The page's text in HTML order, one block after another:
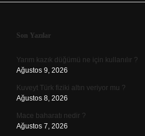
Sidebar
Son Yazılar
Yarım kazık düğümü ne için kullanılır ?
Ağustos 9, 2026
Kuveyt Türk fiziki altın veriyor mu ?
Ağustos 8, 2026
Mace baharatı nedir ?
Ağustos 7, 2026